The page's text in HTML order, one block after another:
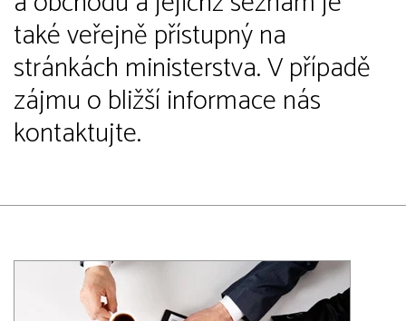
také veřejně přístupný na
stránkách ministerstva. V případě
zájmu o bližší informace nás
kontaktujte.